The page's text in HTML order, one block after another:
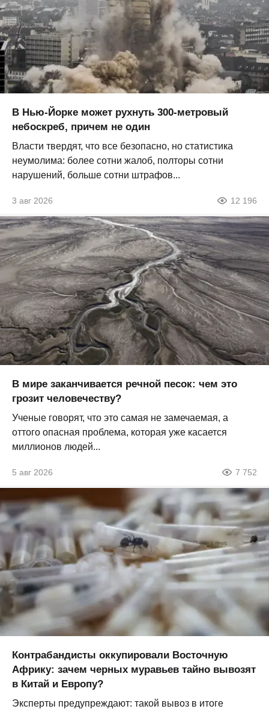
В Нью-Йорке может рухнуть 300-метровый
небоскреб, причем не один
Власти твердят, что все безопасно, но статистика
неумолима: более сотни жалоб, полторы сотни
нарушений, больше сотни штрафов...
3 авг 2026 12 196
В мире заканчивается речной песок: чем это
грозит человечеству?
Ученые говорят, что это самая не замечаемая, а
оттого опасная проблема, которая уже касается
миллионов людей...
5 авг 2026 7 752
Контрабандисты оккупировали Восточную
Африку: зачем черных муравьев тайно вывозят
в Китай и Европу?
Эксперты предупреждают: такой вывоз в итоге